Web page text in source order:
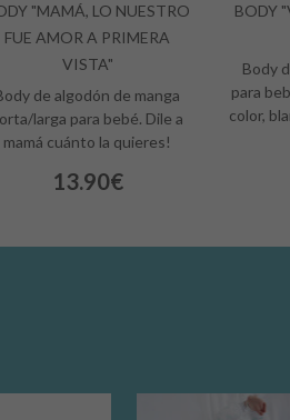
"MAMÁ, LO NUESTRO
FUE AMOR A PRIMERA
VISTA"
de algodón de manga
larga para bebé. Dile a
mamá cuánto la quieres!
13.90€
BODY
Body
para
color,